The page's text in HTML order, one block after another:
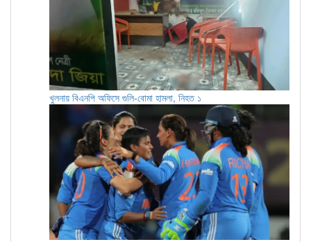
খুলনায় বিএনপি অফিসে গুলি-বোমা হামলা, নিহত ১